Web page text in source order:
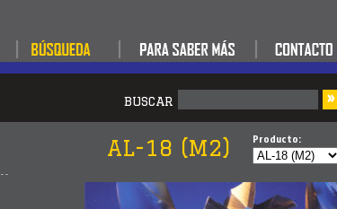
BUSCAR »
Producto:
AL-18 (M2)